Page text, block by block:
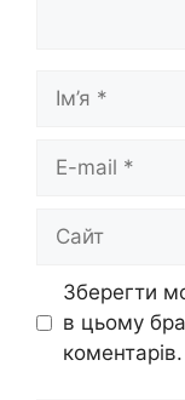
Ім’я
Сайт
Зберегти
в цьому
коментарів.